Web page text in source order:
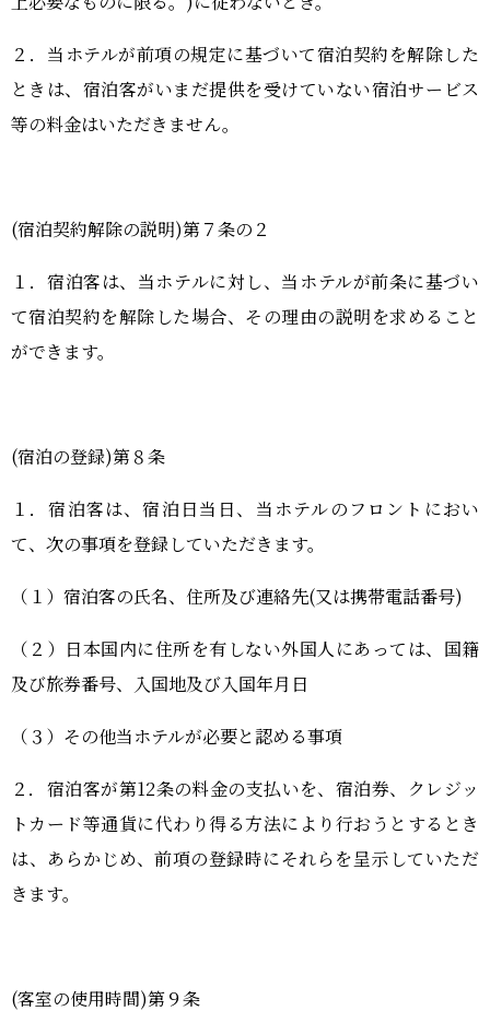
２．当ホテルが前項の規定に基づいて宿泊契約を解除した
ときは、宿泊客がいまだ提供を受けていない宿泊サービス
等の料金はいただきません。
(宿泊契約解除の説明)第７条の２
１．宿泊客は、当ホテルに対し、当ホテルが前条に基づい
て宿泊契約を解除した場合、その理由の説明を求めること
ができます。
(宿泊の登録)第８条
１．宿泊客は、宿泊日当日、当ホテルのフロントにおい
て、次の事項を登録していただきます。
（１）宿泊客の氏名、住所及び連絡先(又は携帯電話番号)
（２）日本国内に住所を有しない外国人にあっては、国籍
及び旅券番号、入国地及び入国年月日
（３）その他当ホテルが必要と認める事項
２．宿泊客が第12条の料金の支払いを、宿泊券、クレジッ
トカード等通貨に代わり得る方法により行おうとするとき
は、あらかじめ、前項の登録時にそれらを呈示していただ
きます。
(客室の使用時間)第９条